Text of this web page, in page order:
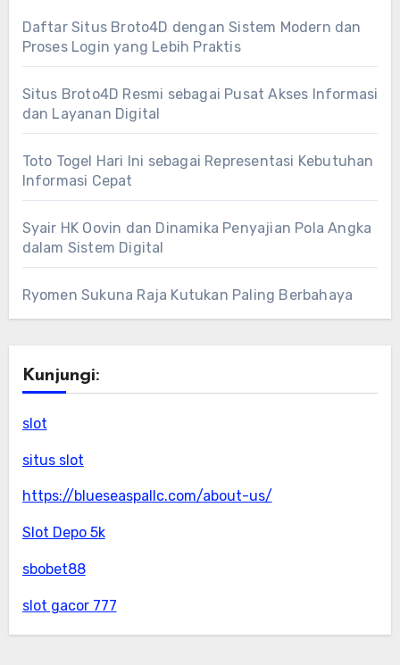
Daftar Situs Broto4D dengan Sistem Modern dan
Proses Login yang Lebih Praktis
Situs Broto4D Resmi sebagai Pusat Akses Informasi
dan Layanan Digital
Toto Togel Hari Ini sebagai Representasi Kebutuhan
Informasi Cepat
Syair HK Oovin dan Dinamika Penyajian Pola Angka
dalam Sistem Digital
Ryomen Sukuna Raja Kutukan Paling Berbahaya
Kunjungi:
slot
situs slot
https://blueseaspallc.com/about-us/
Slot Depo 5k
sbobet88
slot gacor 777